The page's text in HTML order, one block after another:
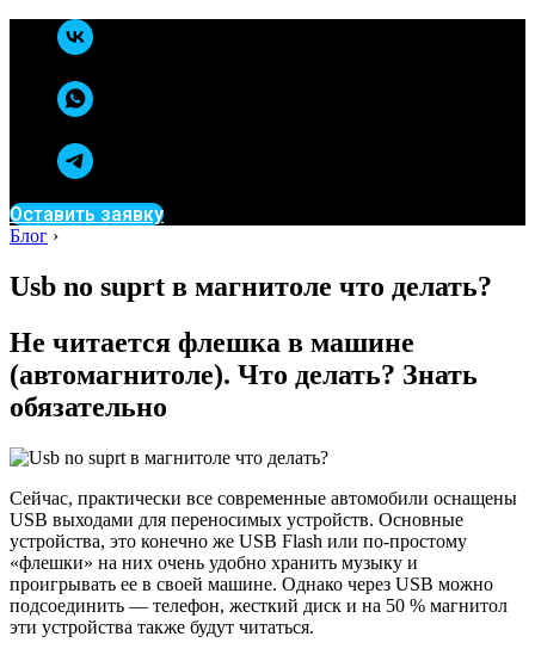
Оставить заявку
Блог ›
Usb no suprt в магнитоле что делать?
Не читается флешка в машине
(автомагнитоле). Что делать? Знать
обязательно
Сейчас, практически все современные автомобили оснащены
USB выходами для переносимых устройств. Основные
устройства, это конечно же USB Flash или по-простому
«флешки» на них очень удобно хранить музыку и
проигрывать ее в своей машине. Однако через USB можно
подсоединить — телефон, жесткий диск и на 50 % магнитол
эти устройства также будут читаться.